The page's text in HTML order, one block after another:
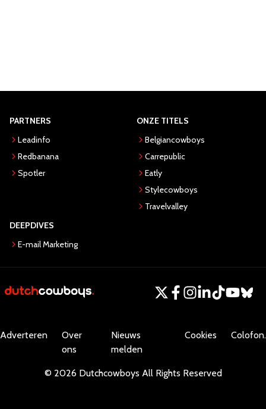
PARTNERS
Leadinfo
Redbanana
Spotler
ONZE TITELS
Belgiancowboys
Carrepublic
Eatly
Stylecowboys
Travelvalley
DEEPDIVES
E-mail Marketing
Adverteren
Over
ons
Nieuws
melden
Cookies Colofon.
© 2026 Dutchcowboys All Rights Reserved